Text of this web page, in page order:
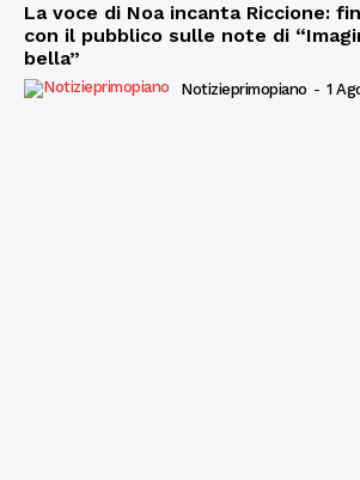
La voce di Noa incanta Riccione:
con il pubblico sulle note di
bella”
Notizieprimopiano - 1